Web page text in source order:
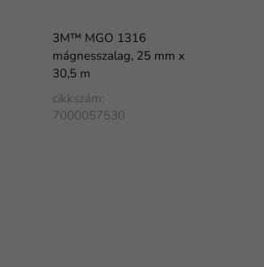
3M™ MGO 1316
mágnesszalag, 25 mm x
30,5 m
cikkszám:
7000057530